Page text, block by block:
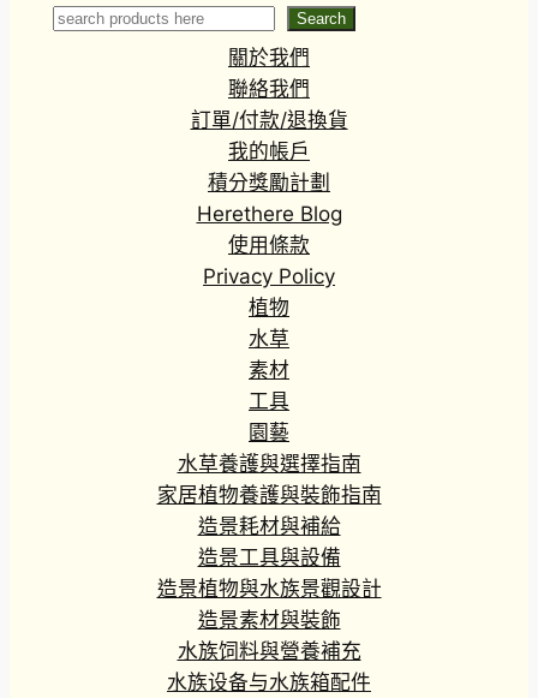
Search Search
關於我們
聯絡我們
訂單/付款/退換貨
我的帳戶
積分獎勵計劃
Herethere Blog
使用條款
Privacy Policy
植物
水草
素材
工具
園藝
水草養護與選擇指南
家居植物養護與裝飾指南
造景耗材與補給
造景工具與設備
造景植物與水族景觀設計
造景素材與裝飾
水族饲料與營養補充
水族设备与水族箱配件